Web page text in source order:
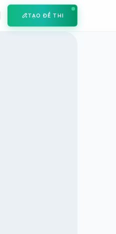
TẠO ĐỀ THI